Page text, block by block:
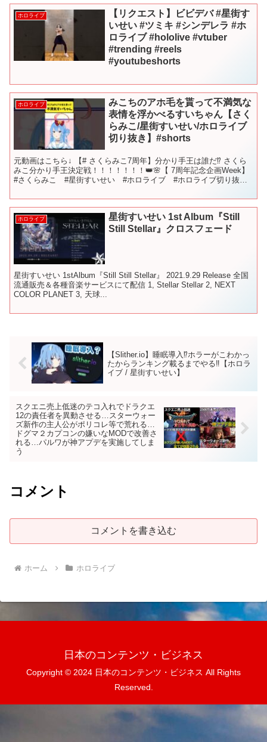
ホロライブ
【リクエスト】ビビデバ #星街す
いせい #ツミキ #シンデレラ #ホ
ロライブ #hololive #vtuber
#trending #reels
#youtubeshorts
ホロライブ
みこちのアホ毛を貰って不満気な
表情を浮かべるすいちゃん【さく
らみこ/星街すいせい/ホロライブ
切り抜き】#shorts
元動画はこちら↓ 【# さくらみこ7周年】分かり手王は誰だ⁉ さくら
みこ分かり手王決定戦！！！！！！！👑🌸【 7周年記念企画Week】
#さくらみこ #星街すいせい #ホロライブ #ホロライブ切り抜き
ホロライブ
星街すいせい 1st Album『Still
Still Stellar』クロスフェード
星街すいせい 1stAlbum『Still Still Stellar』 2021.9.29 Release 全国
流通販売＆各種音楽サービスにて配信 1, Stellar Stellar 2, NEXT
COLOR PLANET 3, 天球...
【Slither.io】睡眠導入⁉ホラーがこわかっ
たからランキング載るまでやる‼【ホロラ
イブ / 星街すいせい】
スクエニ売上低迷のテコ入れでドラクエ
12の責任者を異動させる…スターウォー
ズ新作の主人公がポリコレ等で荒れる…
ドグマ２カプコンの嫌いなMODで改善さ
れる…パルワが神アプデを実施してしま
う
コメント
コメントを書き込む
ホーム ホロライブ
日本のコンテンツ・ビジネス
Copyright © 2024 日本のコンテンツ・ビジネス All Rights
Reserved.